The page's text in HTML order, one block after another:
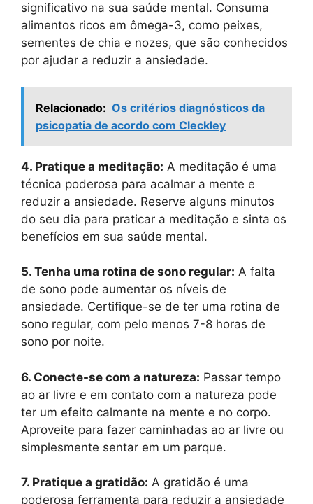
significativo na sua saúde mental. Consuma
alimentos ricos em ômega-3, como peixes,
sementes de chia e nozes, que são conhecidos
por ajudar a reduzir a ansiedade.
Relacionado: Os critérios diagnósticos da
psicopatia de acordo com Cleckley
4. Pratique a meditação: A meditação é uma
técnica poderosa para acalmar a mente e
reduzir a ansiedade. Reserve alguns minutos
do seu dia para praticar a meditação e sinta os
benefícios em sua saúde mental.
5. Tenha uma rotina de sono regular: A falta
de sono pode aumentar os níveis de
ansiedade. Certifique-se de ter uma rotina de
sono regular, com pelo menos 7-8 horas de
sono por noite.
6. Conecte-se com a natureza: Passar tempo
ao ar livre e em contato com a natureza pode
ter um efeito calmante na mente e no corpo.
Aproveite para fazer caminhadas ao ar livre ou
simplesmente sentar em um parque.
7. Pratique a gratidão: A gratidão é uma
poderosa ferramenta para reduzir a ansiedade